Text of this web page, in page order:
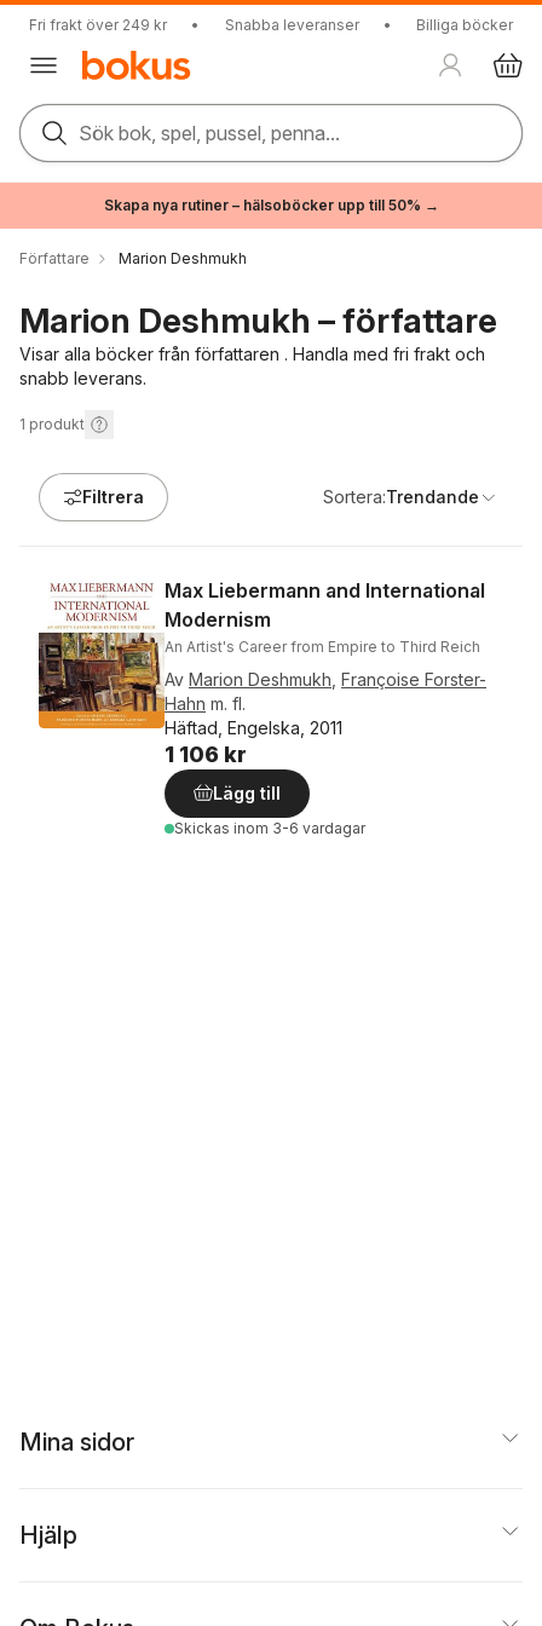
Fri frakt över 249 kr • Snabba leveranser • Billiga böcker
Sök bok, spel, pussel, penna...
Skapa nya rutiner – hälsoböcker upp till 50% →
Författare Marion Deshmukh
Marion Deshmukh – författare
Visar alla böcker från författaren . Handla med fri frakt och
snabb leverans.
1 produkt
Filtrera Sortera:Trendande
Max Liebermann and International
Modernism
An Artist's Career from Empire to Third Reich
Av Marion Deshmukh Françoise Forster-
Hahn m. fl.
Häftad, Engelska, 2011
1 106 kr
Lägg till
Skickas inom 3-6 vardagar
Mina sidor
Hjälp